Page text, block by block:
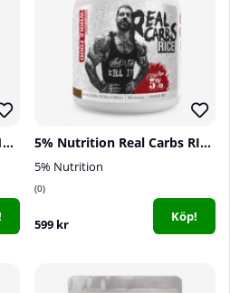
5% Nutrition Real Carbs, 1200 g 5% Nutrition Real Carbs RICE, Cocoa Heaven, 1580 g
5% Nutrition
0
599 kr Köp!